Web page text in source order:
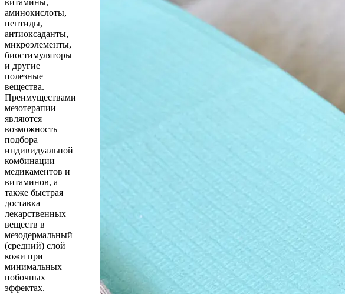
витамины,
аминокислоты,
пептиды,
антиоксаданты,
микроэлементы,
биостимуляторы
и другие
полезные
вещества.
Преимуществами
мезотерапии
являются
возможность
подбора
индивидуальной
комбинации
медикаментов и
витаминов, а
также быстрая
доставка
лекарственных
веществ в
мезодермальный
(средний) слой
кожи при
минимальных
побочных
эффектах.